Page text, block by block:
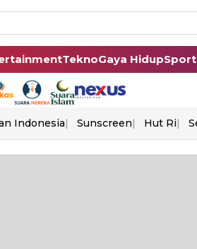
TeknoGaya HidupSport
Indonesia Sunscreen Hut Ri